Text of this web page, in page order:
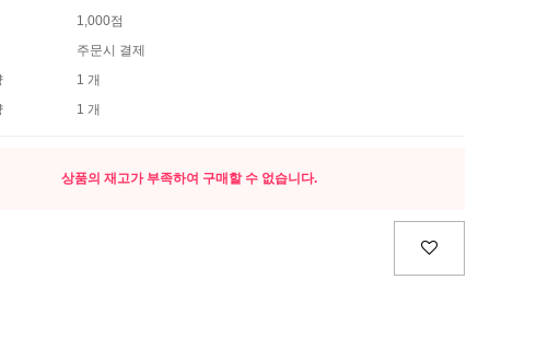
1,000점
주문시 결제
1 개
1 개
상품의 재고가 부족하여 구매할 수 없습니다.